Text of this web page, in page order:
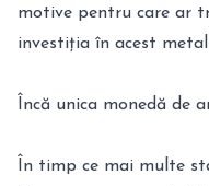
motive pentru care ar
investiția în acest
Încă unica monedă de
În timp ce mai multe